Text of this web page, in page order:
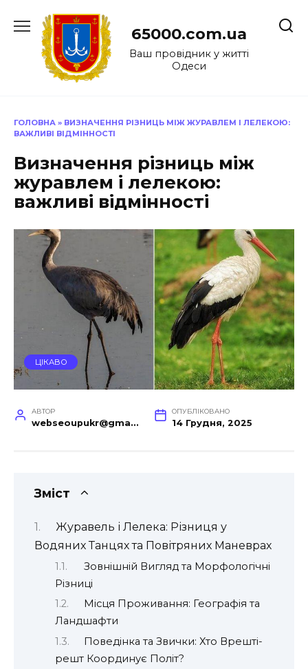
до
65000.com.ua
Ваш провідник у житті
Одеси
ГОЛОВНА » ВИЗНАЧЕННЯ РІЗНИЦЬ МІЖ ЖУРАВЛЕМ І ЛЕЛЕКОЮ:
ВАЖЛИВІ ВІДМІННОСТІ
Визначення різниць між
журавлем і лелекою:
важливі відмінності
ЦІКАВО
АВТОР
webseoupukr@gmail.com
ОПУБЛІКОВАНО
14 Грудня, 2025
Зміст
Журавель і Лелека: Різниця у
Водяних Танцях та Повітряних Маневрах
Зовнішній Вигляд та Морфологічні
Різниці
Місця Проживання: Географія та
Ландшафти
Поведінка та Звички: Хто Врешті-
решт Координує Політ?